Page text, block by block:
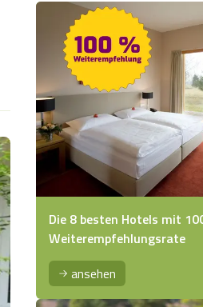
Die 8 besten Hotels mit
Weiterempfehlungsrate
ansehen